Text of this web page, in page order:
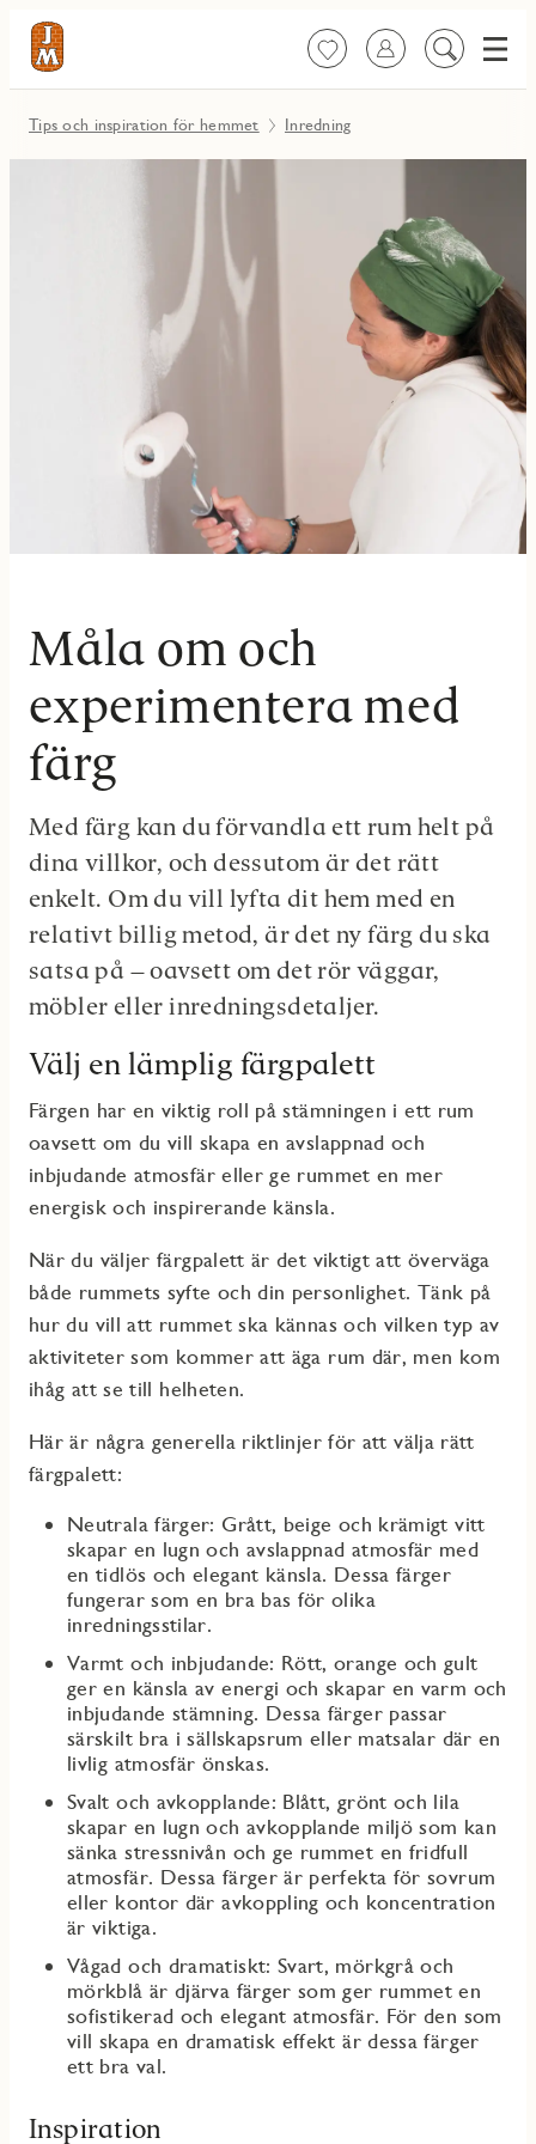
FavoriterLogga in
Sök
Meny
Tips och inspiration för hemmet Inredning
Måla om och
experimentera med
färg
Med färg kan du förvandla ett rum helt på
dina villkor, och dessutom är det rätt
enkelt. Om du vill lyfta dit hem med en
relativt billig metod, är det ny färg du ska
satsa på – oavsett om det rör väggar,
möbler eller inredningsdetaljer.
Välj en lämplig färgpalett
Färgen har en viktig roll på stämningen i ett rum
oavsett om du vill skapa en avslappnad och
inbjudande atmosfär eller ge rummet en mer
energisk och inspirerande känsla.
När du väljer färgpalett är det viktigt att överväga
både rummets syfte och din personlighet. Tänk på
hur du vill att rummet ska kännas och vilken typ av
aktiviteter som kommer att äga rum där, men kom
ihåg att se till helheten.
Här är några generella riktlinjer för att välja rätt
färgpalett:
Neutrala färger: Grått, beige och krämigt vitt
skapar en lugn och avslappnad atmosfär med
en tidlös och elegant känsla. Dessa färger
fungerar som en bra bas för olika
inredningsstilar.
Varmt och inbjudande: Rött, orange och gult
ger en känsla av energi och skapar en varm och
inbjudande stämning. Dessa färger passar
särskilt bra i sällskapsrum eller matsalar där en
livlig atmosfär önskas.
Svalt och avkopplande: Blått, grönt och lila
skapar en lugn och avkopplande miljö som kan
sänka stressnivån och ge rummet en fridfull
atmosfär. Dessa färger är perfekta för sovrum
eller kontor där avkoppling och koncentration
är viktiga.
Vågad och dramatiskt: Svart, mörkgrå och
mörkblå är djärva färger som ger rummet en
sofistikerad och elegant atmosfär. För den som
vill skapa en dramatisk effekt är dessa färger
ett bra val.
Inspiration